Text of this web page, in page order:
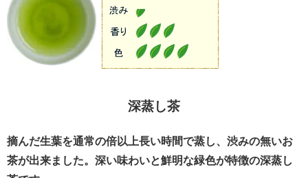
深蒸し茶
摘んだ生葉を通常の倍以上長い時間で蒸し、渋みの無いお
茶が出来ました。深い味わいと鮮明な緑色が特徴の深蒸し